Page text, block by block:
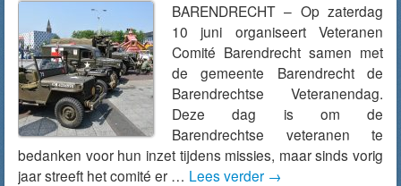
BARENDRECHT – Op zaterdag
10 juni organiseert Veteranen
Comité Barendrecht samen met
de gemeente Barendrecht de
Barendrechtse Veteranendag.
Deze dag is om de
Barendrechtse veteranen te
bedanken voor hun inzet tijdens missies, maar sinds vorig
jaar streeft het comité er … Lees verder →